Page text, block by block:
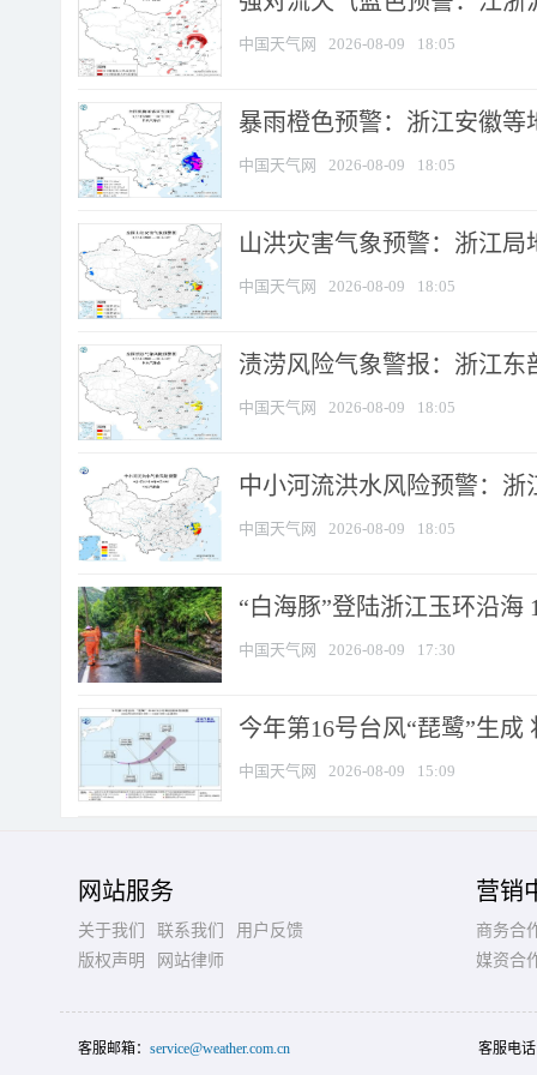
中国天气网 2026-08-09 18:05
暴雨橙色预警：浙江安徽等
中国天气网 2026-08-09 18:05
山洪灾害气象预警：浙江
中国天气网 2026-08-09 18:05
渍涝风险气象警报：浙江
中国天气网 2026-08-09 18:05
中小河流洪水风险预警：
中国天气网 2026-08-09 18:05
“白海豚”登陆浙江玉环沿海
中国天气网 2026-08-09 17:30
今年第16号台风“琵鹭”生
中国天气网 2026-08-09 15:09
网站服务
关于我们 联系我们
用户反馈
版权声明
网站律师
营销
商务合
媒资合
客服邮箱： service@weather.com.cn 客服电